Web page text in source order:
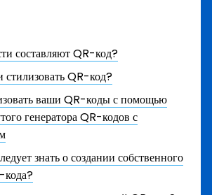
составляют QR-код?
QR-код?
ваши QR-коды с помощью
генератора QR-кодов с
знать о создании собственного
кода?